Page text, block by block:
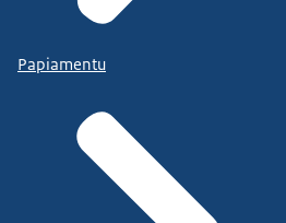
Papiamentu